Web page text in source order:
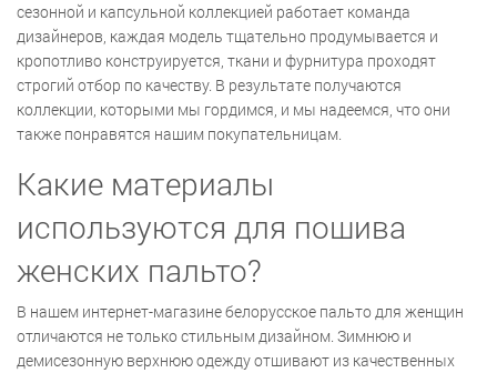
сезонной и капсульной коллекцией работает команда
дизайнеров, каждая модель тщательно продумывается и
кропотливо конструируется, ткани и фурнитура проходят
строгий отбор по качеству. В результате получаются
коллекции, которыми мы гордимся, и мы надеемся, что они
также понравятся нашим покупательницам.
Какие материалы
используются для пошива
женских пальто?
В нашем интернет-магазине белорусское пальто для женщин
отличаются не только стильным дизайном. Зимнюю и
демисезонную верхнюю одежду отшивают из качественных